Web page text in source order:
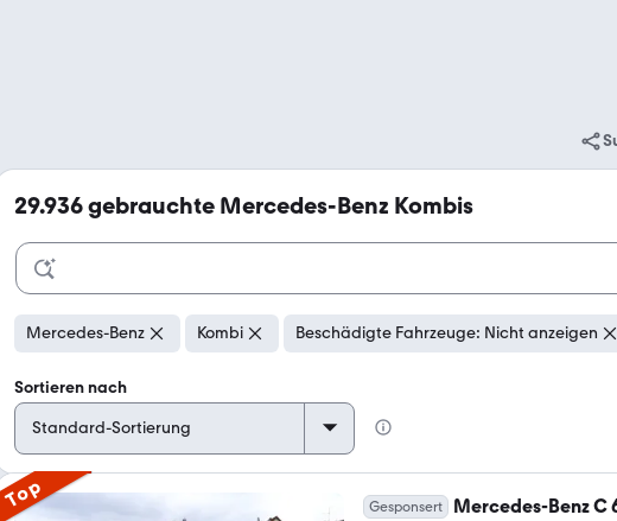
29.936gebrauchte Mercedes-Benz Kombis
Mercedes-Benz Kombi Beschädigte Fahrzeuge: Nicht anzeigen
Sortieren nach
Top Gesponsert Mercedes-Benz C